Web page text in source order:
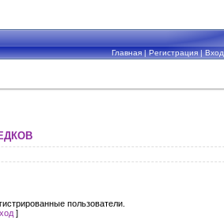
Главная|Регистрация|Вход
пользователи.
]